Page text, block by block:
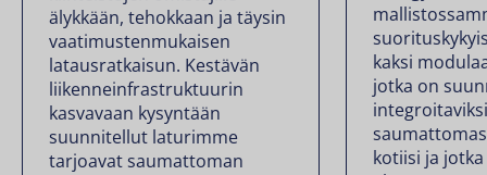
älykkään, tehokkaan ja täysin
vaatimustenmukaisen
latausratkaisun. Kestävän
liikenneinfrastruktuurin
kasvavaan kysyntään
suunnitellut laturimme
tarjoavat saumattoman
kaksi
jotka on
integroitaviksi
kotiisi ja